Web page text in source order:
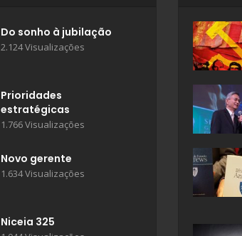
Do sonho à jubilação
2.124 Visualizações
Prioridades
estratégicas
1.766 Visualizações
Novo gerente
1.634 Visualizações
Niceia 325